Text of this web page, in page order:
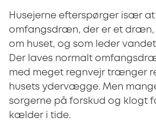
Husejerne efterspørger især
omfangsdræn, der er et
om huset, og som leder
Der laves normalt
med meget regnvejr trænger
husets ydervægge. Men
sorgerne på forskud og klogt
kælder i tide.